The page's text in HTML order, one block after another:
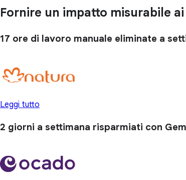
Fornire un impatto misurabile
17 ore di lavoro manuale eliminate a
Leggi tutto
2 giorni a settimana risparmiati con